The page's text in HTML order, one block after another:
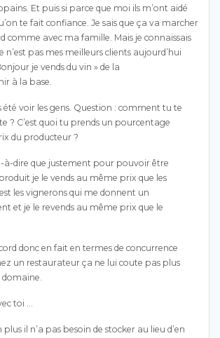
Et puis si parce que moi ils m’ont aidé
te fait confiance. Je sais que ça va marcher
comme avec ma famille. Mais je connaissais
n’est pas mes meilleurs clients aujourd’hui
je vends du vin » de la
à la base.
été voir les gens. Question : comment tu te
? C’est quoi tu prends un pourcentage
du producteur ?
à-dire que justement pour pouvoir être
je le vends au même prix que les
les vignerons qui me donnent un
et je le revends au même prix que le
donc en fait en termes de concurrence
un restaurateur ça ne lui coute pas plus
domaine.
toi …
plus il n’a pas besoin de stocker au lieu d’en